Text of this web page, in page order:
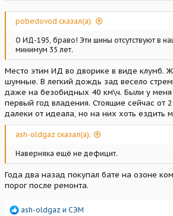
pobedovod сказал(а):
О ИД-195, браво! Эти шины отсутствуют в
минимум 35 лет.
Место этим ИД во дворике в виде клумб.
шумные. В легкий дождь зад весело
даже на безобидных 40 км\ч. Были у меня
первый год владения. Стоящие сейчас от
далеки от идеала, но на них хоть ездить
ash-oldgaz сказал(а):
Наверняка ещё не дефицит.
Года два назад покупал бате на озоне
порог после ремонта.
Р
ash-oldgaz и СЭМ